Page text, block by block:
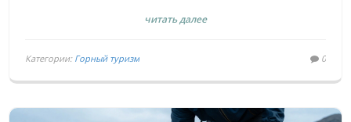
читать далее
Категории: Горный туризм 0